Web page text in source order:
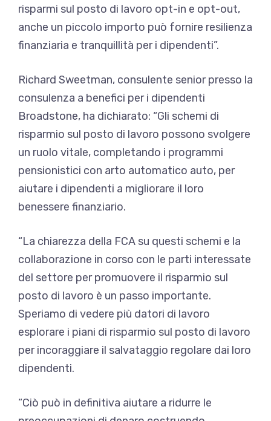
risparmi sul posto di lavoro opt-in e opt-out,
anche un piccolo importo può fornire resilienza
finanziaria e tranquillità per i dipendenti”.
Richard Sweetman, consulente senior presso la
consulenza a benefici per i dipendenti
Broadstone, ha dichiarato: “Gli schemi di
risparmio sul posto di lavoro possono svolgere
un ruolo vitale, completando i programmi
pensionistici con arto automatico auto, per
aiutare i dipendenti a migliorare il loro
benessere finanziario.
“La chiarezza della FCA su questi schemi e la
collaborazione in corso con le parti interessate
del settore per promuovere il risparmio sul
posto di lavoro è un passo importante.
Speriamo di vedere più datori di lavoro
esplorare i piani di risparmio sul posto di lavoro
per incoraggiare il salvataggio regolare dai loro
dipendenti.
“Ciò può in definitiva aiutare a ridurre le